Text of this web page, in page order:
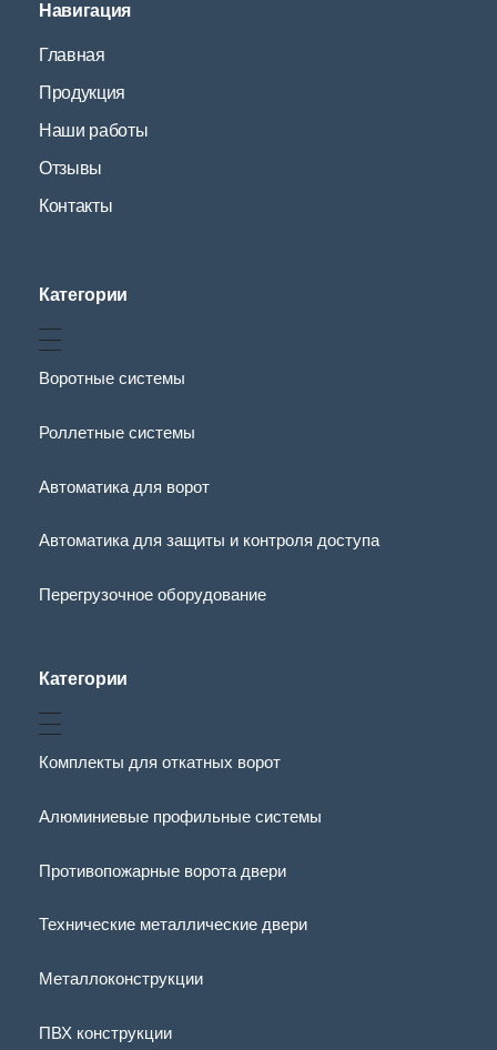
Навигация
Главная
Продукция
Наши работы
Отзывы
Контакты
Категории
Воротные системы
Роллетные системы
Автоматика для ворот
Автоматика для защиты и контроля доступа
Перегрузочное оборудование
Категории
Комплекты для откатных ворот
Алюминиевые профильные системы
Противопожарные ворота двери
Технические металлические двери
Металлоконструкции
ПВХ конструкции